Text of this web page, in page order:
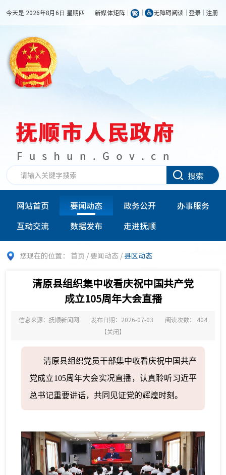
今天是 2026年8月6日 星期四 新媒体矩阵 无障碍阅读 登录 注册
搜索
网站首页 要闻动态 政务公开
办事服务
互动交流
数据发布 走进抚顺
您现在的位置： 首页 / 要闻动态 /县区动态
清原县组织集中收看庆祝中国共产党
成立105周年大会直播
信息来源：抚顺新闻网 发布日期：2026-07-03 阅读次数： 404
【关闭】
清原县组织党员干部集中收看庆祝中国共产
党成立105周年大会实况直播，认真聆听习近平
总书记重要讲话，共同见证党的辉煌时刻。